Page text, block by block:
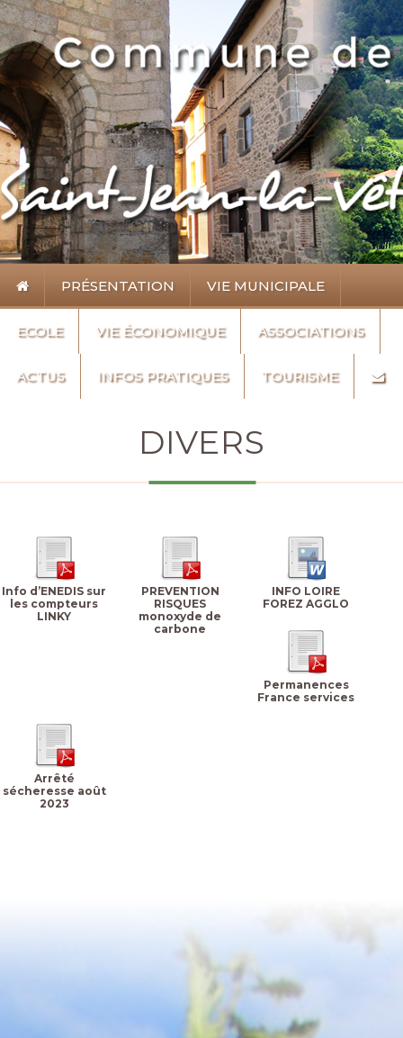
PRÉSENTATION VIE MUNICIPALE
ECOLE VIE ÉCONOMIQUE ASSOCIATIONS
ACTUS INFOS PRATIQUES TOURISME
DIVERS
Info d’ENEDIS sur
les compteurs
LINKY
PREVENTION
RISQUES
monoxyde de
carbone
INFO LOIRE
FOREZ AGGLO
Permanences
France services
Arrêté
sécheresse août
2023